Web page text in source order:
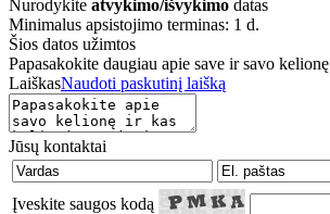
Nurodykite atvykimo/išvykimo datas
Minimalus apsistojimo terminas: 1 d.
Šios datos užimtos
Papasakokite daugiau apie save ir savo kelionę
LaiškasNaudoti paskutinį laišką
Jūsų kontaktai
Įveskite saugos kodą